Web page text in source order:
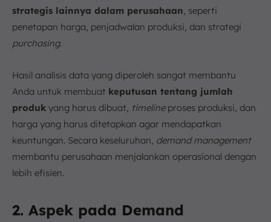
strategis lainnya dalam perusahaan, seperti
penetapan harga, penjadwalan produksi, dan strategi
purchasing.
Hasil analisis data yang diperoleh sangat membantu
Anda untuk membuat keputusan tentang jumlah
produk yang harus dibuat, timelineproses produksi, dan
harga yang harus ditetapkan agar mendapatkan
keuntungan. Secara keseluruhan, demand management
membantu perusahaan menjalankan operasional dengan
lebih efisien.
2. Aspek pada Demand